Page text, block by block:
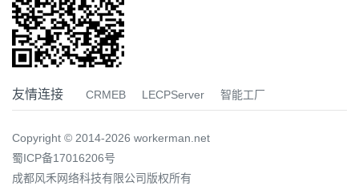
友情连接 CRMEB LECPServer 智能工厂
Copyright © 2014-2026 workerman.net
蜀ICP备17016206号
成都风禾网络科技有限公司版权所有